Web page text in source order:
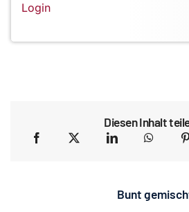
Login
Diesen Inhalt
Bunt